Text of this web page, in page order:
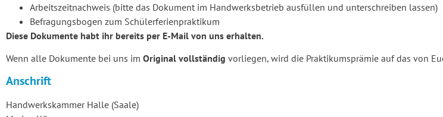
Arbeitszeitnachweis (bitte das Dokument im Handwerksbetrieb ausfüllen und unterschreiben lassen)
Befragungsbogen zum Schülerferienpraktikum
Diese Dokumente habt ihr bereits per E-Mail von uns erhalten.
Wenn alle Dokumente bei uns im Original vollständig vorliegen, wird die Praktikumsprämie auf das von
Anschrift
Handwerkskammer Halle (Saale)